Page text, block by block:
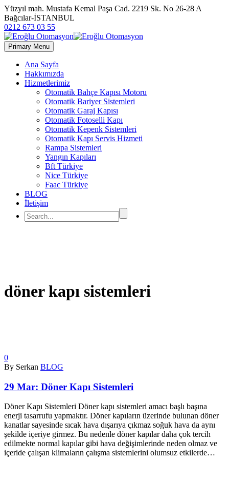
Yüzyıl mah. Mustafa Kemal Paşa Cad. 2219 Sk. No 26-28 A
Bağcılar-İSTANBUL
0212 673 03 55
Primary Menu
Ana Sayfa
Hakkımızda
Hizmetlerimiz
Otomatik Bahçe Kapısı Motoru
Otomatik Bariyer Sistemleri
Otomatik Garaj Kapısı
Otomatik Fotoselli Kapı
Otomatik Kepenk Sistemleri
Otomatik Kapı Servis Hizmeti
Rampa Sistemleri
Yangın Kapıları
Bft Türkiye
Nice Türkiye
Faac Türkiye
BLOG
İletişim
döner kapı sistemleri
0
By Serkan BLOG
29 Mar: Döner Kapı Sistemleri
Döner Kapı Sistemleri Döner kapı sistemleri amacı başlı başına
enerji tasarrufu yapmaktır. Döner kapıların üzerinde bulunan döner
kanatlar sayesinde sıcak hava dışarıya çıkmaz soğuk hava da aynı
şekilde içeriye girmez. Bu nedenle döner kapılar daha çok tercih
edilmekte normal kapılar gibi hava değişimlerinde neden olmaz ve
içeride çalışan klimaların çalışma sistemlerini olumsuz etkilerde…